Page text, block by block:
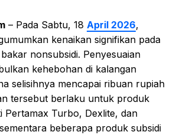
– Pada Sabtu, 18 April 2026,
kenaikan signifikan pada
nonsubsidi. Penyesuaian
kehebohan di kalangan
selisihnya mencapai ribuan rupiah
tersebut berlaku untuk produk
Pertamax Turbo, Dexlite, dan
beberapa produk subsidi